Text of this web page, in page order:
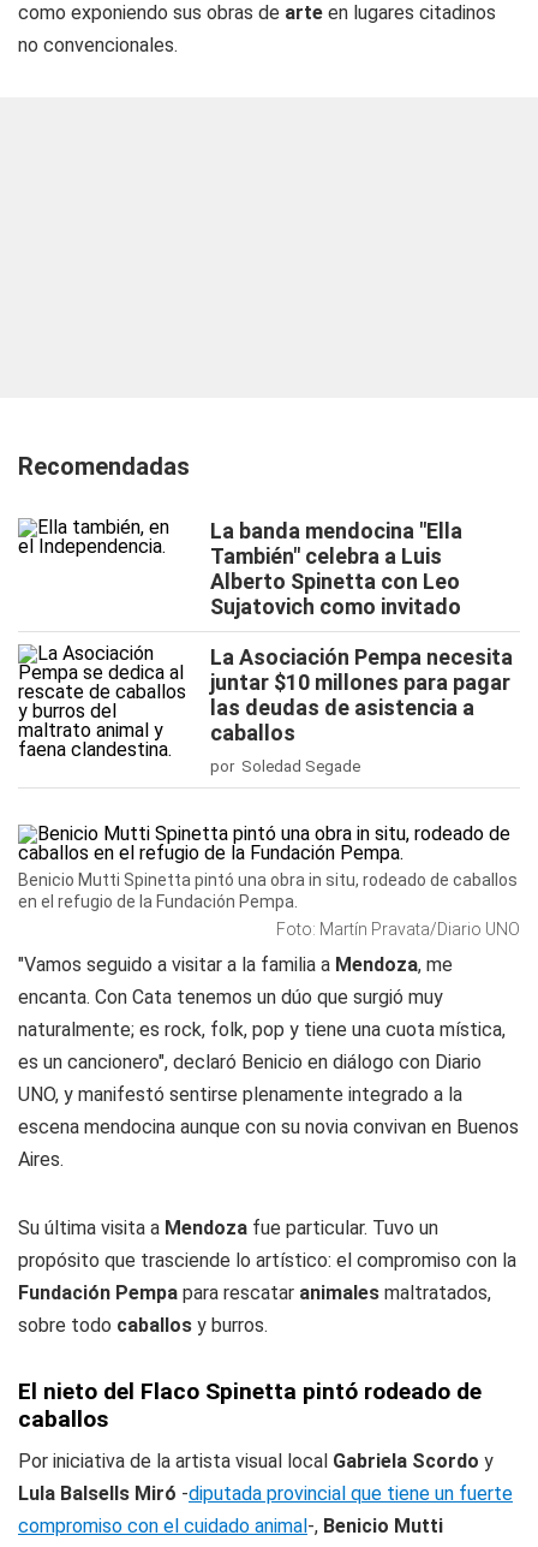
como exponiendo sus obras de arte en lugares citadinos
no convencionales.
Recomendadas
La banda mendocina "Ella
También" celebra a Luis
Alberto Spinetta con Leo
Sujatovich como invitado
La Asociación Pempa necesita
juntar $10 millones para pagar
las deudas de asistencia a
caballos
por Soledad Segade
Benicio Mutti Spinetta pintó una obra in situ, rodeado de caballos
en el refugio de la Fundación Pempa.
Foto: Martín Pravata/Diario UNO
"Vamos seguido a visitar a la familia a Mendoza, me
encanta. Con Cata tenemos un dúo que surgió muy
naturalmente; es rock, folk, pop y tiene una cuota mística,
es un cancionero", declaró Benicio en diálogo con Diario
UNO, y manifestó sentirse plenamente integrado a la
escena mendocina aunque con su novia convivan en Buenos
Aires.
Su última visita a Mendoza fue particular. Tuvo un
propósito que trasciende lo artístico: el compromiso con la
Fundación Pempa para rescatar animales maltratados,
sobre todo caballos y burros.
El nieto del Flaco Spinetta pintó rodeado de
caballos
Por iniciativa de la artista visual local Gabriela Scordo y
Lula Balsells Miró -diputada provincial que tiene un fuerte
compromiso con el cuidado animal-, Benicio Mutti